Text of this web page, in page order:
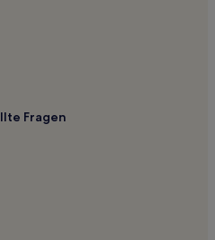
Petit Sablon
Fragen